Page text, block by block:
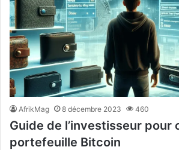
AfrikMag 8 décembre 2023 460
Guide de l’investisseur pour
portefeuille Bitcoin